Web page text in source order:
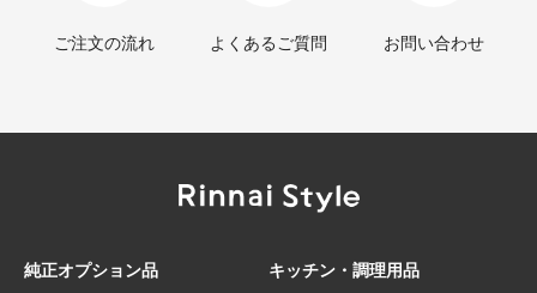
ご注文の流れ よくあるご質問 お問い合わせ
純正オプション品 キッチン・調理用品